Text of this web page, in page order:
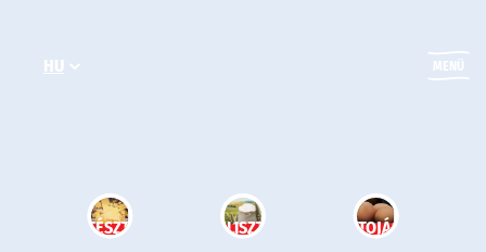
tartalomhoz
HU MENÜ
TÉSZTA LISZT TOJÁS